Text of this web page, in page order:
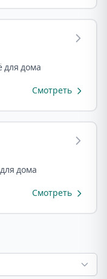
для дома
Смотреть
дома
Смотреть